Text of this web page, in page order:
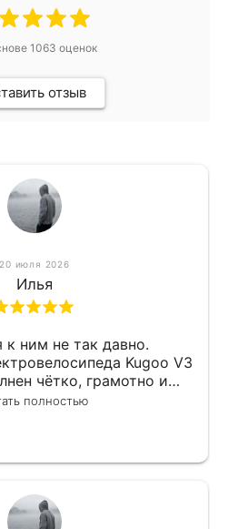
1063 оценок
отзыв
20 июля 2026
Илья
ним не так давно.
Kugoo V3
чётко, грамотно и
Всё сделано
полностью